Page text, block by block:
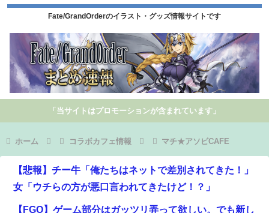
Fate/GrandOrderのイラスト・グッズ情報サイトです
「当サイトはプロモーションが含まれています」
ホーム コラボカフェ情報 マチ★アソビCAFE
【悲報】チー牛「俺たちはネットで差別されてきた！」
女「ウチらの方が悪口言われてきたけど！？」
【FGO】ゲーム部分はガッツリ弄って欲しい。でも新し